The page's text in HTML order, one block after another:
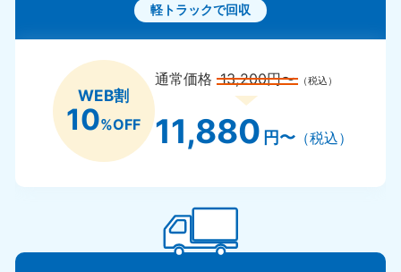
軽トラックで回収
WEB割
10%OFF
通常価格13,200円〜 （税込）
11,880 円〜（税込）